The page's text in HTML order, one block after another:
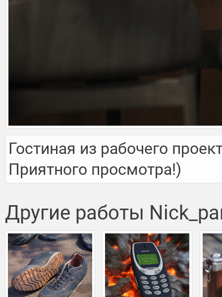
Гостиная из рабочего
Приятного просмотра!)
Другие работы